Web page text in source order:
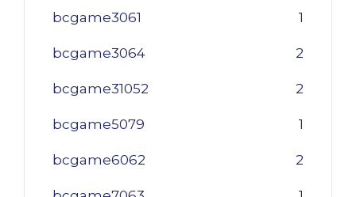
bcgame3061 1
bcgame3064 2
bcgame31052 2
bcgame5079 1
bcgame6062 2